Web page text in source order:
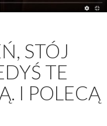
STÓJ
TE
I POLECĄ